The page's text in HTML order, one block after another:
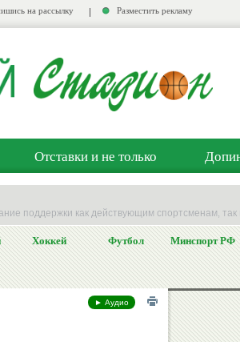
на рассылку Разместить рекламу
Отставки и не только
поддержки как действующим спортсменам,
Хоккей Футбол Минспорт РФ
► Аудио